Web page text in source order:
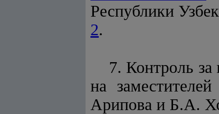
Республики
2.
7. Контроль за
на
Арипова и Б.А.